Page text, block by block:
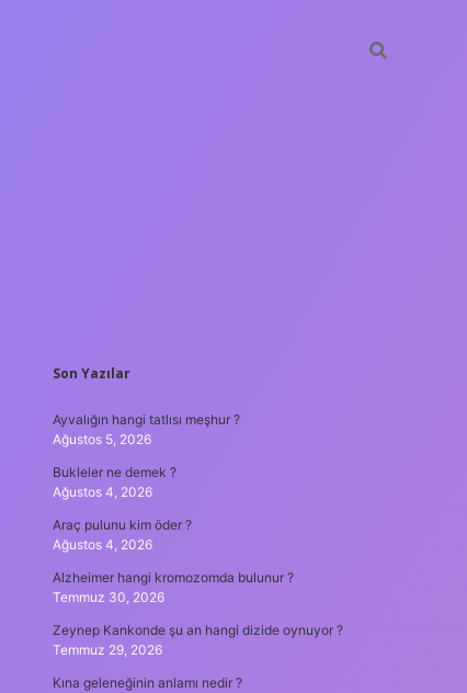
SIDEBAR
Son Yazılar
Ayvalığın hangi tatlısı meşhur ?
Ağustos 5, 2026
Bukleler ne demek ?
Ağustos 4, 2026
Araç pulunu kim öder ?
Ağustos 4, 2026
Alzheimer hangi kromozomda bulunur ?
Temmuz 30, 2026
Zeynep Kankonde şu an hangi dizide oynuyor ?
Temmuz 29, 2026
Kına geleneğinin anlamı nedir ?